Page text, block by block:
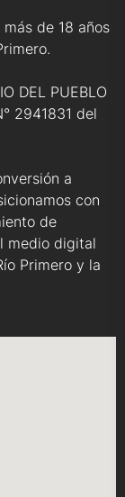
más de 18 años
DEL PUEBLO
2941831 del
a
con
de
medio digital
Primero y la